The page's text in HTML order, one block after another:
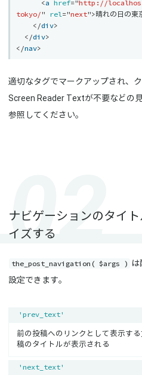
<a href="http://
tokyo/" rel ="next">晴れの日の東
</div>
</div>
</nav>
適切なタグでマークアップされ、
Screen Reader Textが不要などの
参照してください。
ナビゲーションのタイ
イズする
the_post_navigation( $args )
は
設定できます。
'prev_text'
前の投稿へのリンクとして表示する
稿のタイトルが表示される
'next_text'